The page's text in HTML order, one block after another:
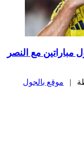
مع النصر
موقع بالجول